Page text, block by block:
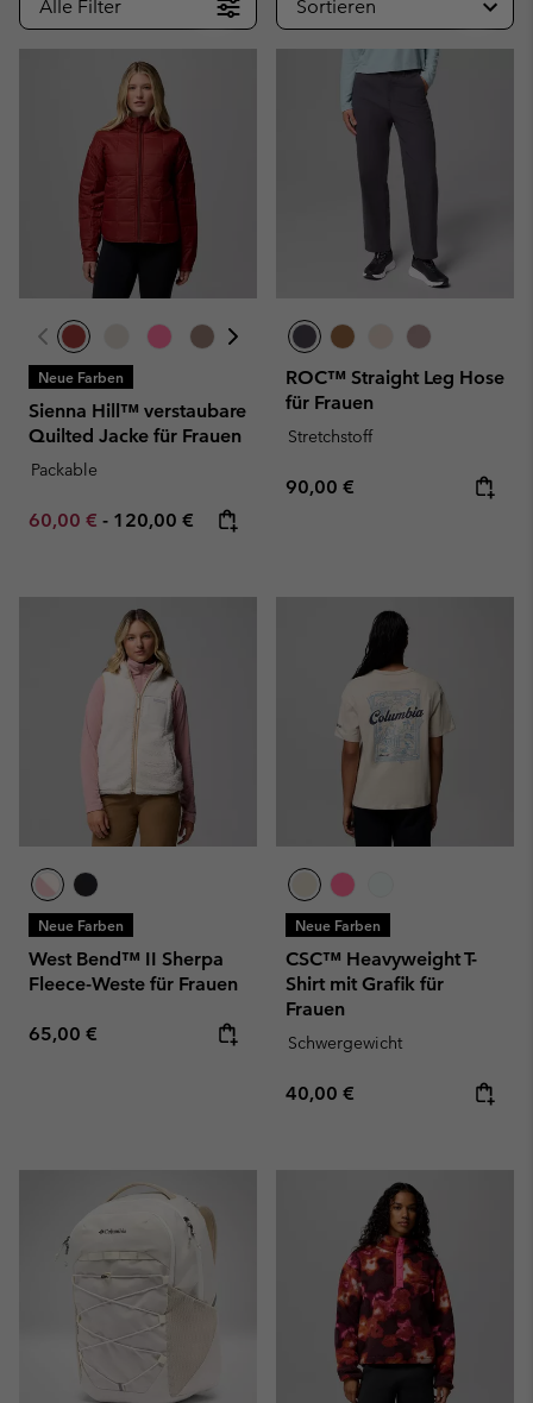
Alle Filter Sortieren
Neue Farben
Sienna Hill™ verstaubare
Quilted Jacke für Frauen
Packable
Minimum sale price:
60,00 € - Maximum price:
120,00 €
ROC™ Straight Leg Hose
für Frauen
Stretchstoff
Regular price:
90,00 €
Neue Farben
West Bend™ II Sherpa
Fleece-Weste für Frauen
Regular price:
65,00 €
Neue Farben
CSC™ Heavyweight T-
Shirt mit Grafik für
Frauen
Schwergewicht
Regular price:
40,00 €